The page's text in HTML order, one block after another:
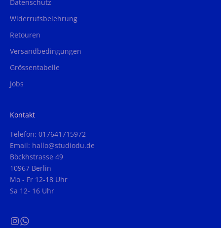
Datenschutz
Widerrufsbelehrung
Retouren
Versandbedingungen
Grössentabelle
Jobs
Kontakt
Telefon: 017641715972
Email: hallo@studiodu.de
Böckhstrasse 49
10967 Berlin
Mo - Fr 12-18 Uhr
Sa 12- 16 Uhr